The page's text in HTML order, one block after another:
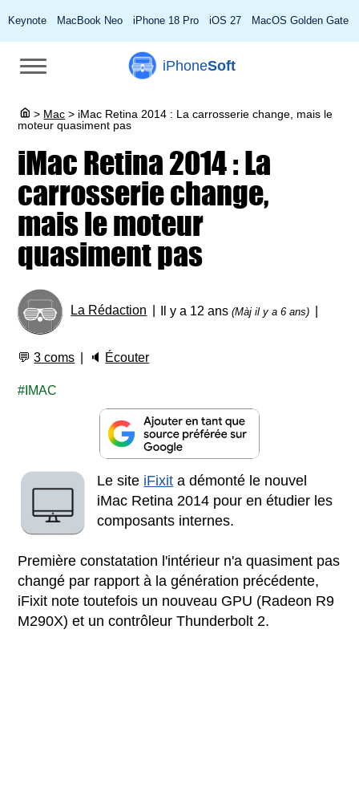
Keynote MacBook Neo iPhone 18 Pro iOS 27 MacOS Golden Gate
iPhoneSoft
> Mac > iMac Retina 2014 : La carrosserie change, mais le
moteur quasiment pas
iMac Retina 2014 : La
carrosserie change,
mais le moteur
quasiment pas
La Rédaction Il y a 12 ans(Màj il y a 6 ans)
💬3 coms 🔈 Écouter
IMAC
Le site iFixit a démonté le nouvel
iMac Retina 2014 pour en étudier les
composants internes.
Première constatation l'intérieur n'a quasiment pas
changé par rapport à la génération précédente,
iFixit note toutefois un nouveau GPU (Radeon R9
M290X) et un contrôleur Thunderbolt 2.